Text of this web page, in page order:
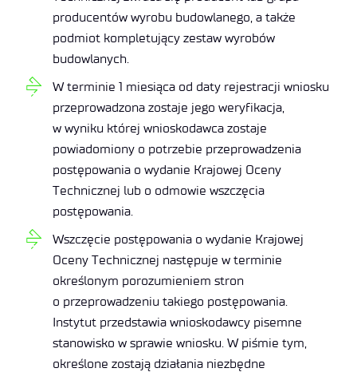
producentów wyrobu budowlanego, a także
podmiot kompletujący zestaw wyrobów
budowlanych.
W terminie 1 miesiąca od daty rejestracji wniosku
przeprowadzona zostaje jego weryfikacja,
w wyniku której wnioskodawca zostaje
powiadomiony o potrzebie przeprowadzenia
postępowania o wydanie Krajowej Oceny
Technicznej lub o odmowie wszczęcia
postępowania.
Wszczęcie postępowania o wydanie Krajowej
Oceny Technicznej następuje w terminie
określonym porozumieniem stron
o przeprowadzeniu takiego postępowania.
Instytut przedstawia wnioskodawcy pisemne
stanowisko w sprawie wniosku. W piśmie tym,
określone zostają działania niezbędne